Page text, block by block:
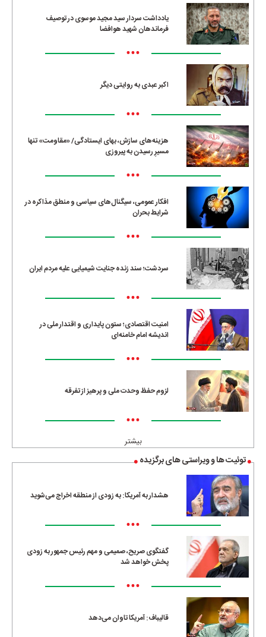
یادداشت سردار سید مجید موسوی در توصیف
فرماندهان شهید هوافضا
•••
اکبر عبدی به روایتی دیگر
•••
هزینه‌های سازش، بهای ایستادگی/ «مقاومت» تنها
مسیرِ رسیدن به پیروزی
•••
افکار عمومی، سیگنال‌های سیاسی و منطق مذاکره در
شرایط بحران
•••
سردشت؛ سند زنده جنایت شیمیایی علیه مردم ایران
•••
امنیت اقتصادی؛ ستون پایداری و اقتدار ملی در
اندیشه امام خامنه‌ای
•••
لزوم حفظ وحدت ملی و پرهیز از تفرقه
•••
بیشتر
توئیت ها و ویراستی های برگزیده
هشدار به آمریکا: به زودی از منطقه اخراج می‌شوید
•••
گفتگوی صریح، صمیمی و مهم رئیس جمهور به زودی
پخش خواهد شد
•••
قالیباف: آمریکا تاوان می‌دهد